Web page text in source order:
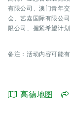
有限公司、澳门青年
会、艺嘉国际有限公
限公司、握紧希望计
备注：活动内容可能
高德地图